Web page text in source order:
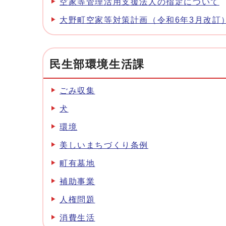
大野町空家等対策計画（令和6年3月改訂
民生部環境生活課
ごみ収集
犬
環境
美しいまちづくり条例
町有墓地
補助事業
人権問題
消費生活